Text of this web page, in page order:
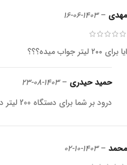
مهدی –
1403-06-16
ایا برای ۲۰۰ لیتر جواب میده؟؟؟
حمید حیدری –
1403-08-23
درود بر شما برای دستگاه 200 لیتر دو تا کندانسور باید گذاشته شود
محمد –
1403-10-02